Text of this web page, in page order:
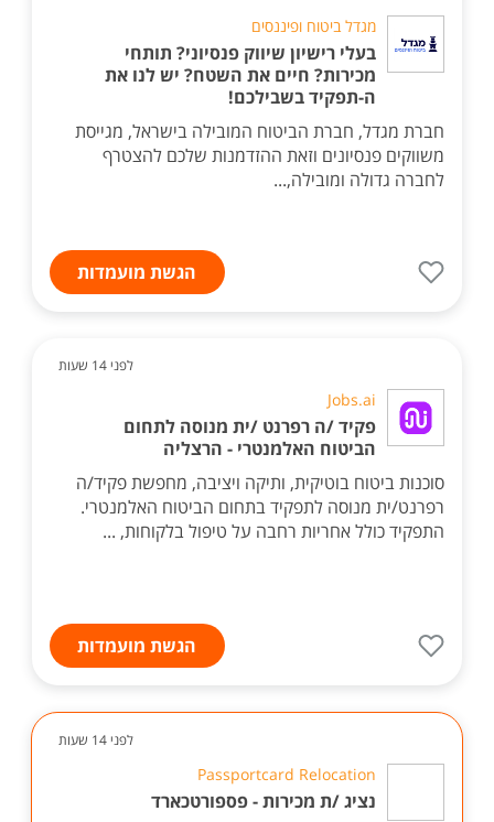
מגדל ביטוח ופיננסים
בעלי רישיון שיווק פנסיוני? תותחי
מכירות? חיים את השטח? יש לנו את
ה-תפקיד בשבילכם!
חברת מגדל, חברת הביטוח המובילה בישראל, מגייסת
משווקים פנסיונים וזאת ההזדמנות שלכם להצטרף
לחברה גדולה ומובילה,...
הגשת מועמדות
לפני 14 שעות
Jobs.ai
פקיד /ה רפרנט /ית מנוסה לתחום
הביטוח האלמנטרי - הרצליה
סוכנות ביטוח בוטיקית, ותיקה ויציבה, מחפשת פקיד/ה
רפרנט/ית מנוסה לתפקיד בתחום הביטוח האלמנטרי.
התפקיד כולל אחריות רחבה על טיפול בלקוחות, ...
הגשת מועמדות
לפני 14 שעות
Passportcard Relocation
נציג /ת מכירות - פספורטכארד